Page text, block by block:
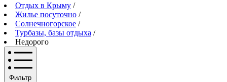
Отдых в Крыму /
Жилье посуточно /
Солнечногорское /
Турбазы, базы отдыха /
Недорого
Фильтр